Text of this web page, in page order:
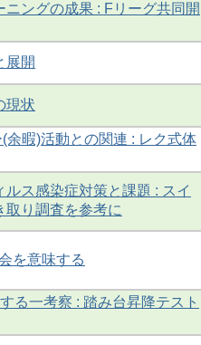
ングの成果 : Fリーグ共同開
展開
現状
暇)活動との関連 : レク式体
ス感染症対策と課題 : スイ
取り調査を参考に
を意味する
る一考察 : 踏み台昇降テスト